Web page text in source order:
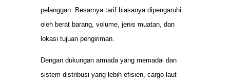
pelanggan. Besarnya tarif biasanya dipengaruhi
oleh berat barang, volume, jenis muatan, dan
lokasi tujuan pengiriman.
Dengan dukungan armada yang memadai dan
sistem distribusi yang lebih efisien, cargo laut